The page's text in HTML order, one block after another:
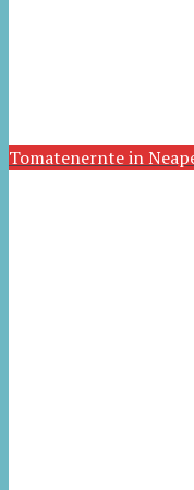
Tomatenernte in